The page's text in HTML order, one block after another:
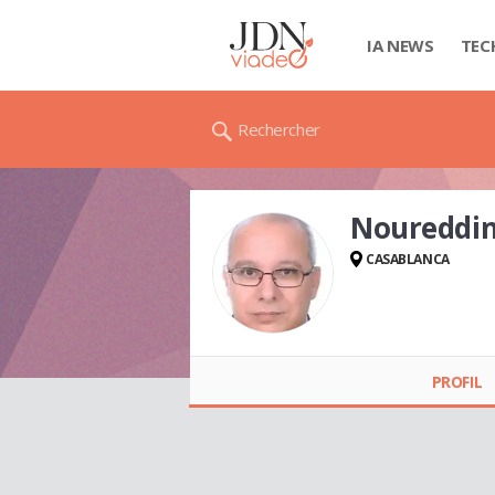
IA NEWS
Rechercher
WAHHAM
CASABLANCA
PROFIL